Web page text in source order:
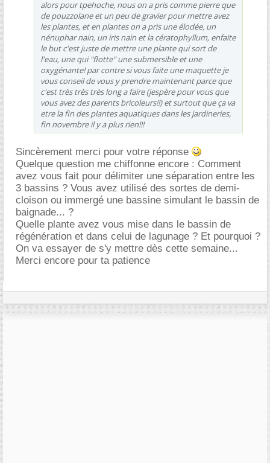
alors pour tpehoche, nous on a pris comme pierre que
de pouzzolane et un peu de gravier pour mettre avez
les plantes, et en plantes on a pris une élodée, un
nénuphar nain, un iris nain et la cératophyllum, enfaite
le but c'est juste de mettre une plante qui sort de
l'eau, une qui "flotte" une submersible et une
oxygénante! par contre si vous faite une maquette je
vous conseil de vous y prendre maintenant parce que
c'est très très très long a faire (jespère pour vous que
vous avez des parents bricoleurs!!) et surtout que ça va
etre la fin des plantes aquatiques dans les jardineries,
fin novembre il y a plus rien!!!
Sincèrement merci pour votre réponse
Quelque question me chiffonne encore : Comment
avez vous fait pour délimiter une séparation entre les
3 bassins ? Vous avez utilisé des sortes de demi-
cloison ou immergé une bassine simulant le bassin de
baignade... ?
Quelle plante avez vous mise dans le bassin de
régénération et dans celui de lagunage ? Et pourquoi ?
On va essayer de s'y mettre dès cette semaine...
Merci encore pour ta patience